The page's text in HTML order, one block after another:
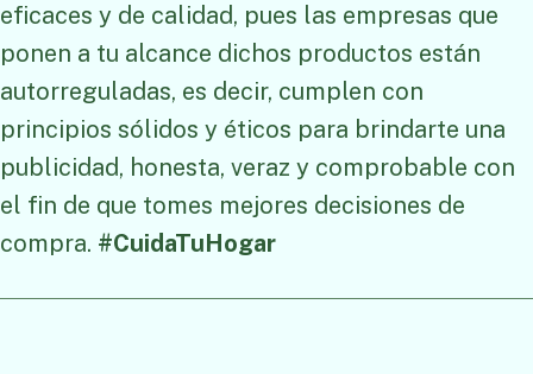
eficaces y de calidad, pues las empresas que
ponen a tu alcance dichos productos están
autorreguladas, es decir, cumplen con
principios sólidos y éticos para brindarte una
publicidad, honesta, veraz y comprobable con
el fin de que tomes mejores decisiones de
compra. #CuidaTuHogar